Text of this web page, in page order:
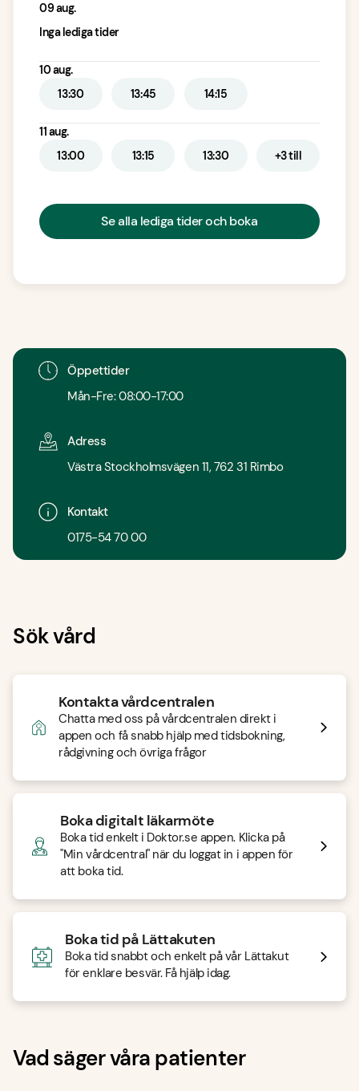
09 aug.
Inga lediga tider
10 aug.
13:30
13:45 14:15
11 aug.
13:00
13:15 13:30 +3 till
Se alla lediga tider och boka
Öppettider
Mån-Fre: 08:00-17:00
Adress
Västra Stockholmsvägen 11, 762 31 Rimbo
Kontakt
0175-54 70 00
Sök vård
Kontakta vårdcentralen
Chatta med oss på vårdcentralen direkt i
appen och få snabb hjälp med tidsbokning,
rådgivning och övriga frågor
Boka digitalt läkarmöte
Boka tid enkelt i Doktor.se appen. Klicka på
"Min vårdcentral" när du loggat in i appen för
att boka tid.
Boka tid på Lättakuten
Boka tid snabbt och enkelt på vår Lättakut
för enklare besvär. Få hjälp idag.
Vad säger våra patienter